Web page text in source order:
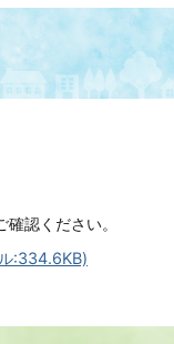
認ください。
:334.6KB)